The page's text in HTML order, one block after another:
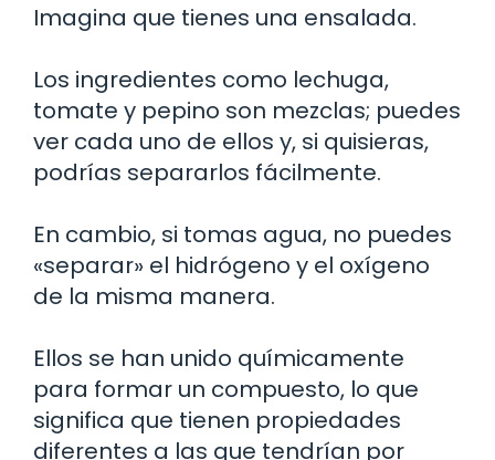
Imagina que tienes una ensalada.
Los ingredientes como lechuga,
tomate y pepino son mezclas; puedes
ver cada uno de ellos y, si quisieras,
podrías separarlos fácilmente.
En cambio, si tomas agua, no puedes
«separar» el hidrógeno y el oxígeno
de la misma manera.
Ellos se han unido químicamente
para formar un compuesto, lo que
significa que tienen propiedades
diferentes a las que tendrían por